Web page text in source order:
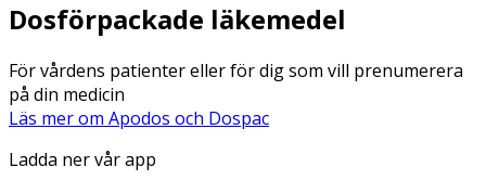
Dosförpackade läkemedel
För vårdens patienter eller för dig som vill prenumerera
på din medicin
Läs mer om Apodos och Dospac
Ladda ner vår app